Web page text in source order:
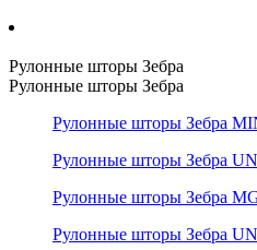
Рулонные шторы Зебра
Рулонные шторы Зебра
Рулонные шторы Зебра
Рулонные шторы Зебра
Рулонные шторы Зебра
Рулонные шторы Зебра